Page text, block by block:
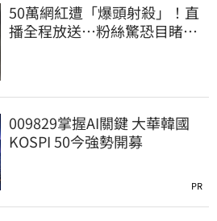
50萬網紅遭「爆頭射殺」！直
播全程放送…粉絲驚恐目睹慘
009829掌握AI關鍵 大華韓國
KOSPI 50今強勢開募
PR